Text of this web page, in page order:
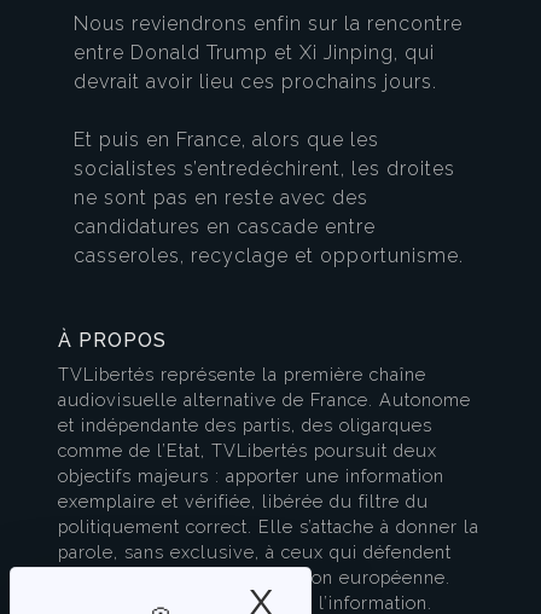
X Masquer le
Nous reviendrons enfin sur la rencontre
entre Donald Trump et Xi Jinping, qui
devrait avoir lieu ces prochains jours.
Et puis en France, alors que les
socialistes s’entredéchirent, les droites
ne sont pas en reste avec des
candidatures en cascade entre
casseroles, recyclage et opportunisme.
À PROPOS
TVLibertés représente la première chaîne
audiovisuelle alternative de France. Autonome
et indépendante des partis, des oligarques
comme de l’Etat, TVLibertés poursuit deux
objectifs majeurs : apporter une information
exemplaire et vérifiée, libérée du filtre du
politiquement correct. Elle s’attache à donner la
parole, sans exclusive, à ceux qui défendent
l’esprit français et la civilisation européenne.
TVLibertés est à la pointe de l’information.